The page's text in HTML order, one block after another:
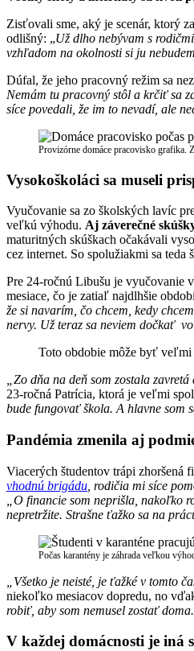
Zisťovali sme, aký je scenár, ktorý
odlišný: „Už dlho nebývam s
vzhľadom na okolnosti si ju
Dúfal, že jeho pracovný režim sa
Nemám tu pracovný stôl a krčiť sa
síce povedali, že im to nevadí, ale
Provizórne domáce pracovisko grafika.
Vysokoškoláci sa museli
Vyučovanie sa zo školských lavíc
veľkú výhodu. Aj záverečné
maturitných skúškach očakávali
cez internet. So spolužiakmi sa
Pre 24-ročnú Libušu je vyučovanie
mesiace, čo je zatiaľ najdlhšie
že si navarím, čo chcem, kedy
nervy. Už teraz sa neviem dočkať
Toto obdobie môže byť veľmi
„Zo dňa na deň som zostala
23-ročná Patrícia, ktorá je veľmi
bude fungovať škola. A hlavne som
Pandémia zmenila aj
Viacerých študentov trápi zhoršená
vhodnú brigádu , rodičia mi síce
„O financie som neprišla, nakoľko
nepretržite. Strašne ťažko sa na
Počas karantény je záhrada veľkou
„Všetko je neisté, je ťažké v tomto
niekoľko mesiacov dopredu, no
robiť, aby som nemusel zostať
V každej domácnosti je iná